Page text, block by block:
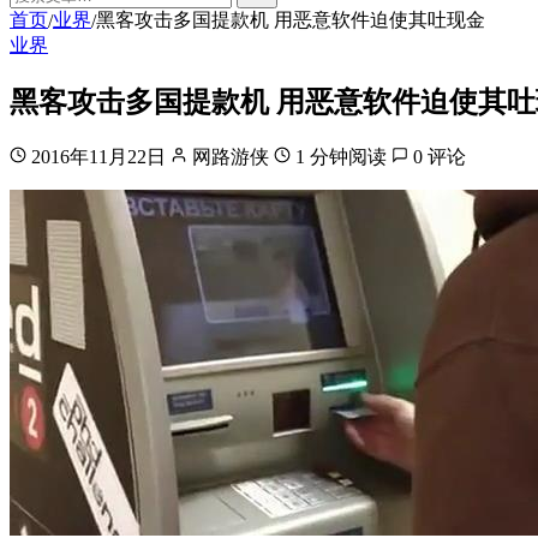
首页/业界/黑客攻击多国提款机 用恶意软件迫使其吐现金
业界
黑客攻击多国提款机 用恶意软件迫使其
2016年11月22日 网路游侠 1 分钟阅读 0 评论